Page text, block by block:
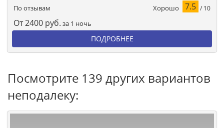
По отзывам
Хорошо 7.5 / 10
От2400 руб. за 1 ночь
ПОДРОБНЕЕ
Посмотрите 139 других вариантов
неподалеку: